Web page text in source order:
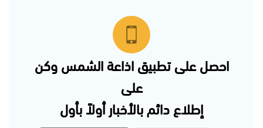
احصل على تطبيق اذاعة الشمس وكن
على
إطلاع دائم بالأخبار أولاً بأول